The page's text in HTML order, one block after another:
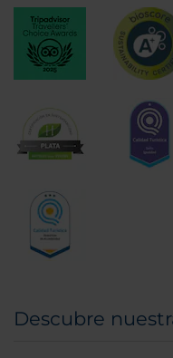
Descubre